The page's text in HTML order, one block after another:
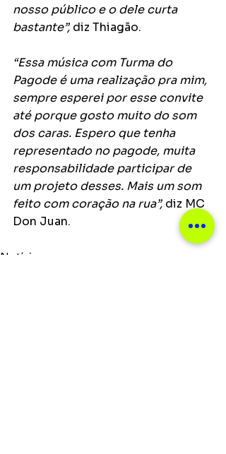
nosso público e o dele curta
bastante”, diz Thiagão.
“Essa música com Turma do
Pagode é uma realização pra mim,
sempre esperei por esse convite
até porque gosto muito do som
dos caras. Espero que tenha
representado no pagode, muita
responsabilidade participar de
um projeto desses. Mais um som
feito com coração na rua”, diz MC
Don Juan.
Notícias